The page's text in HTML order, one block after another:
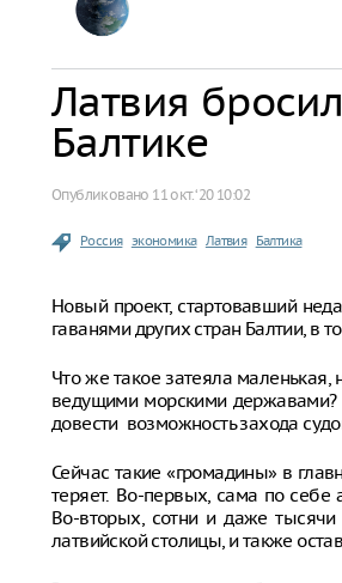
Латвия
Балтике
Опубликовано 11 окт. ‘20 10:02
Россия экономика Латвия Балтика
Новый проект, стартовавший
гаванями других стран Балтии, в
Что же такое затеяла
ведущими морскими державами?
довести возможность захода
Сейчас такие «громадины» в
теряет. Во-первых, сама по себе
Во-вторых, сотни и даже
латвийской столицы, и также